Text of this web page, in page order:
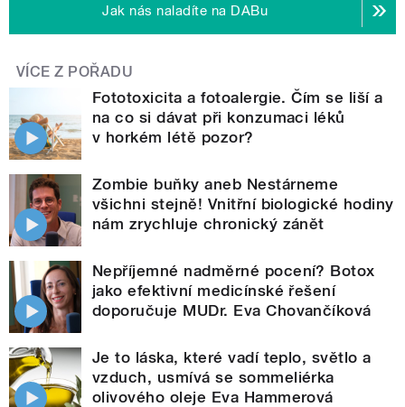
Jak nás naladíte na DABu
VÍCE Z POŘADU
Fototoxicita a fotoalergie. Čím se liší a
na co si dávat při konzumaci léků
v horkém létě pozor?
Zombie buňky aneb Nestárneme
všichni stejně! Vnitřní biologické hodiny
nám zrychluje chronický zánět
Nepříjemné nadměrné pocení? Botox
jako efektivní medicínské řešení
doporučuje MUDr. Eva Chovančíková
Je to láska, které vadí teplo, světlo a
vzduch, usmívá se sommeliérka
olivového oleje Eva Hammerová